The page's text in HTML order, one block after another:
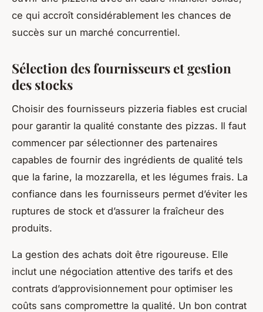
ce qui accroît considérablement les chances de
succès sur un marché concurrentiel.
Sélection des fournisseurs et gestion
des stocks
Choisir des fournisseurs pizzeria fiables est crucial
pour garantir la qualité constante des pizzas. Il faut
commencer par sélectionner des partenaires
capables de fournir des ingrédients de qualité tels
que la farine, la mozzarella, et les légumes frais. La
confiance dans les fournisseurs permet d’éviter les
ruptures de stock et d’assurer la fraîcheur des
produits.
La gestion des achats doit être rigoureuse. Elle
inclut une négociation attentive des tarifs et des
contrats d’approvisionnement pour optimiser les
coûts sans compromettre la qualité. Un bon contrat